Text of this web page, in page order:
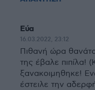
Εύα
16.03.2022, 23:12
Πιθανή ώρα
της έβαλε πιπίλα!
ξανακοιμηθηκε!
έστειλε την